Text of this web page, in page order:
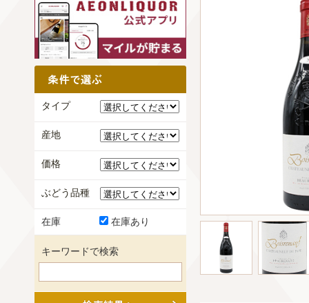
タイプ
産地
価格
ぶどう品種
在庫 在庫あり
キーワードで検索